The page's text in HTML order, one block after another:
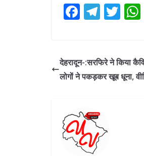
F
b
o
k
T
gr
a
T
er
देहरादून-:सरफिरे ने किया
लोगों ने पकड़कर खूब धूना,